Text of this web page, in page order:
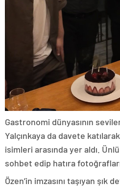
Gastronomi dünyasının
Yalçınkaya da davete
isimleri arasında yer aldı.
sohbet edip hatıra
Özen’in imzasını taşıyan